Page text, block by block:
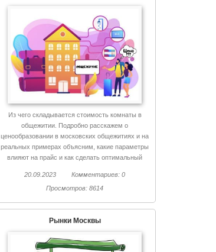
Из чего складывается стоимость комнаты в
общежитии. Подробно расскажем о
ценообразовании в московских общежитиях и на
реальных примерах объясним, какие параметры
влияют на прайс и как сделать оптимальный
20.09.2023
Комментариев: 0
Просмотров: 8614
Рынки Москвы